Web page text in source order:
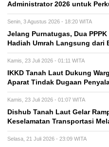
Administrator 2026 untuk
Senin, 3 Agustus 2026 - 18:20 WITA
Jelang Purnatugas, Dua
Hadiah Umrah Langsung dari
Kamis, 23 Juli 2026 - 01:11 WITA
IKKD Tanah Laut Dukung
Aparat Tindak Dugaan
Kamis, 23 Juli 2026 - 01:07 WITA
Dishub Tanah Laut Gelar
Keselamatan Transportasi
Selasa, 21 Juli 2026 - 23:09 WITA